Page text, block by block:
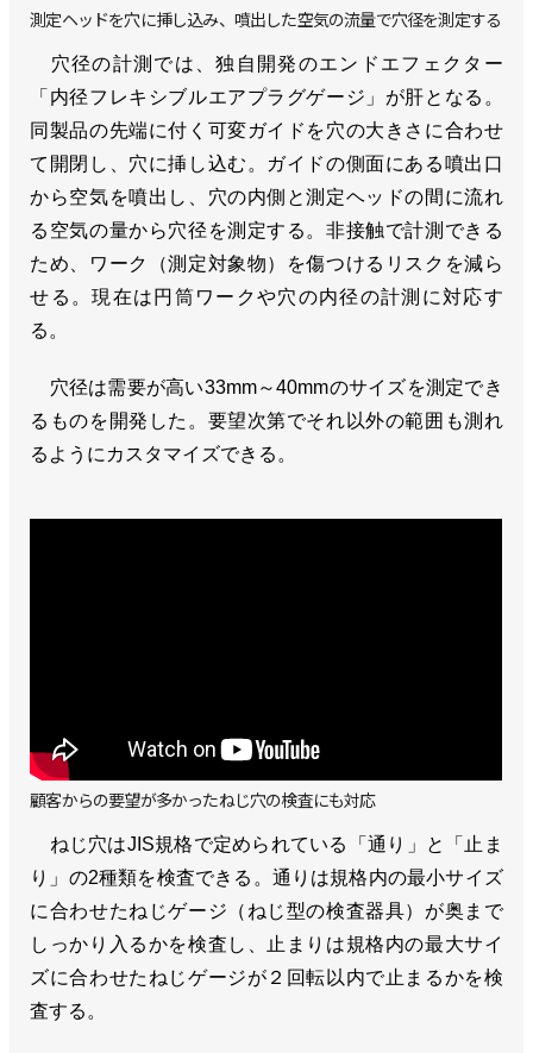
測定ヘッドを穴に挿し込み、噴出した空気の流量で穴径を測定する
穴径の計測では、独自開発のエンドエフェクター
「内径フレキシブルエアプラグゲージ」が肝となる。
同製品の先端に付く可変ガイドを穴の大きさに合わせ
て開閉し、穴に挿し込む。ガイドの側面にある噴出口
から空気を噴出し、穴の内側と測定ヘッドの間に流れ
る空気の量から穴径を測定する。非接触で計測できる
ため、ワーク（測定対象物）を傷つけるリスクを減ら
せる。現在は円筒ワークや穴の内径の計測に対応す
る。
穴径は需要が高い33mm～40mmのサイズを測定でき
るものを開発した。要望次第でそれ以外の範囲も測れ
るようにカスタマイズできる。
顧客からの要望が多かったねじ穴の検査にも対応
ねじ穴はJIS規格で定められている「通り」と「止ま
り」の2種類を検査できる。通りは規格内の最小サイズ
に合わせたねじゲージ（ねじ型の検査器具）が奥まで
しっかり入るかを検査し、止まりは規格内の最大サイ
ズに合わせたねじゲージが２回転以内で止まるかを検
査する。